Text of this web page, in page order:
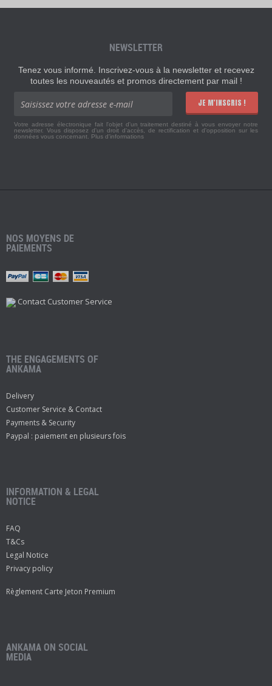
NEWSLETTER
Tenez vous informé. Inscrivez-vous à la newsletter et recevez
toutes les nouveautés et promos directement par mail !
JE M'INSCRIS !
Votre adresse électronique fait l'objet d'un traitement destiné à vous envoyer notre
newsletter. Vous disposez d'un droit d'accès, de rectification et d'opposition sur les
données vous concernant. Plus d'informations
NOS MOYENS DE
PAIEMENTS
Contact Customer Service
THE ENGAGEMENTS OF
ANKAMA
Delivery
Customer Service & Contact
Payments & Security
Paypal : paiement en plusieurs fois
INFORMATION & LEGAL
NOTICE
FAQ
T&Cs
Legal Notice
Privacy policy
Règlement Carte Jeton Premium
ANKAMA ON SOCIAL
MEDIA